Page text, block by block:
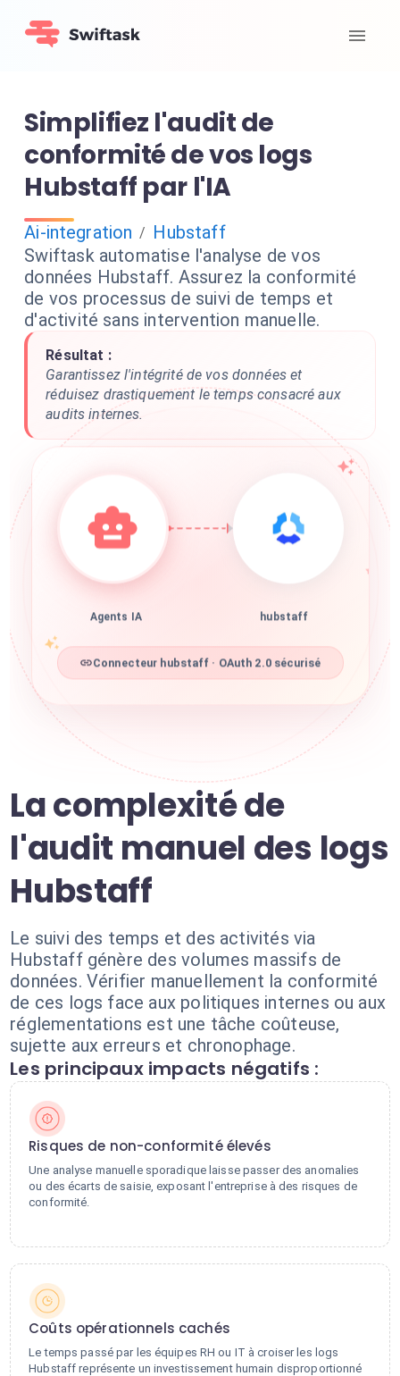
Simplifiez l'audit de
conformité de vos logs
Hubstaff par l'IA
Ai-integration / Hubstaff
Swiftask automatise l'analyse de vos
données Hubstaff. Assurez la conformité
de vos processus de suivi de temps et
d'activité sans intervention manuelle.
Résultat :
Garantissez l'intégrité de vos données et
réduisez drastiquement le temps consacré aux
audits internes.
Agents IA hubstaff
Connecteur hubstaff · OAuth 2.0 sécurisé
La complexité de
l'audit manuel des logs
Hubstaff
Le suivi des temps et des activités via
Hubstaff génère des volumes massifs de
données. Vérifier manuellement la conformité
de ces logs face aux politiques internes ou aux
réglementations est une tâche coûteuse,
sujette aux erreurs et chronophage.
Les principaux impacts négatifs :
Risques de non-conformité élevés
Une analyse manuelle sporadique laisse passer des anomalies
ou des écarts de saisie, exposant l'entreprise à des risques de
conformité.
Coûts opérationnels cachés
Le temps passé par les équipes RH ou IT à croiser les logs
Hubstaff représente un investissement humain disproportionné